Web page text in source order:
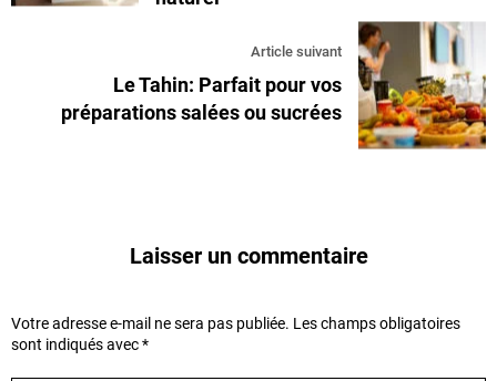
Article suivant
Le Tahin: Parfait pour vos
préparations salées ou sucrées
Laisser un commentaire
Votre adresse e-mail ne sera pas publiée. Les champs obligatoires
sont indiqués avec*